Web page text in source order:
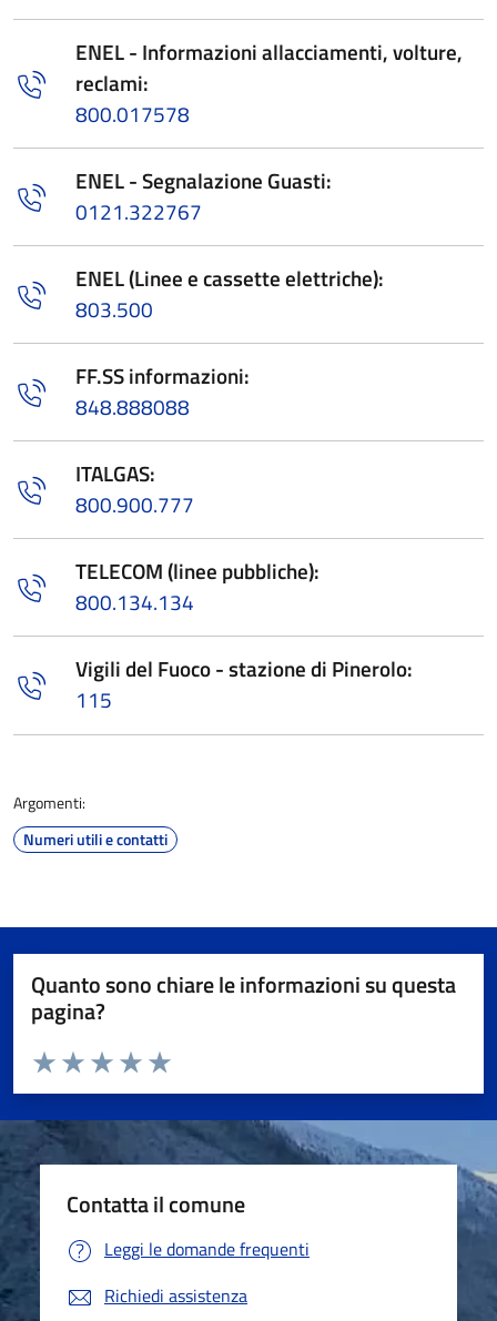
ENEL - Informazioni allacciamenti, volture,
reclami:
800.017578
ENEL - Segnalazione Guasti:
0121.322767
ENEL (Linee e cassette elettriche):
803.500
FF.SS informazioni:
848.888088
ITALGAS:
800.900.777
TELECOM (linee pubbliche):
800.134.134
Vigili del Fuoco - stazione di Pinerolo:
115
Argomenti:
Numeri utili e contatti
Quanto sono chiare le informazioni su questa
pagina?
Valuta da 1 a 5 stelle la pagina
Valuta 5 stelle su 5
Valuta 4 stelle su 5
Valuta 3 stelle su 5
Valuta 2 stelle su 5
Valuta 1 stelle su 5
Contatta il comune
Leggi le domande frequenti
Richiedi assistenza